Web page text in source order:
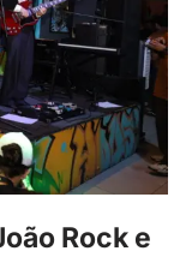
Rock e